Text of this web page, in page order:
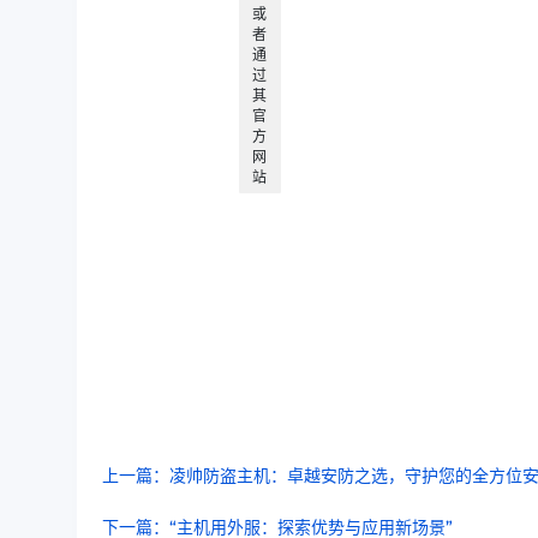
或
者
通
过
其
官
方
网
站
上一篇：凌帅防盗主机：卓越安防之选，守护您的全方位
下一篇：“主机用外服：探索优势与应用新场景”